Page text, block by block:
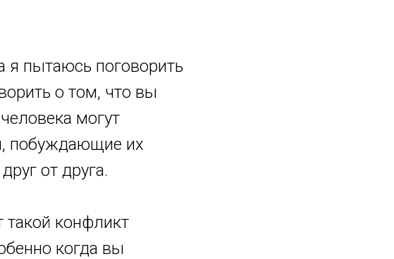
я пытаюсь поговорить
о том, что вы
могут
побуждающие их
от друга.
такой конфликт
когда вы